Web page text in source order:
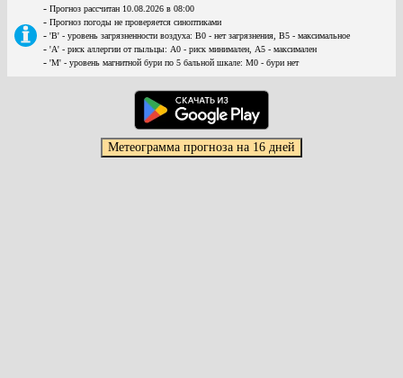
- Прогноз рассчитан 10.08.2026 в 08:00
- Прогноз погоды не проверяется синоптиками
- 'В' - уровень загрязненности воздуха: В0 - нет загрязнения, В5 - максимальное
- 'А' - риск аллергии от пыльцы: А0 - риск минимален, А5 - максимален
- 'М' - уровень магнитной бури по 5 бальной шкале: М0 - бури нет